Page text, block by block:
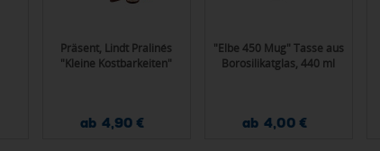
Präsent, Lindt Pralinés
"Kleine Kostbarkeiten"
ab 4,90 €
"Elbe 450 Mug" Tasse aus
Borosilikatglas, 440 ml
ab 4,00 €